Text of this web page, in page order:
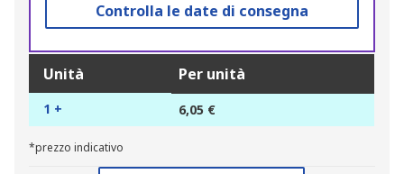
Controlla le date di consegna
Unità Per unità
1 + 6,05 €
*prezzo indicativo